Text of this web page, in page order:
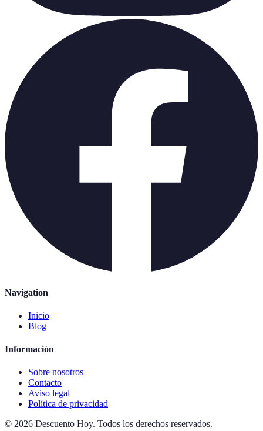
Navigation
Inicio
Blog
Información
Sobre nosotros
Contacto
Aviso legal
Política de privacidad
© 2026 Descuento Hoy. Todos los derechos reservados.